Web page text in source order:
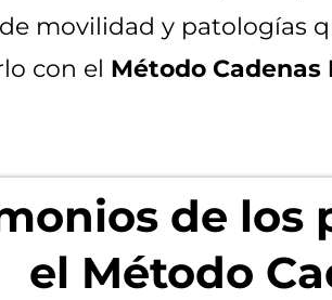
movilidad y patologías
con el Método
de los
el Método